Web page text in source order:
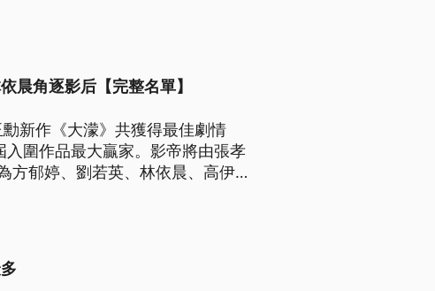
晨角逐影后【完整名單】
新作《大濛》共獲得最佳劇情
入圍作品最大贏家。影帝將由張孝
方郁婷、劉若英、林依晨、高伊